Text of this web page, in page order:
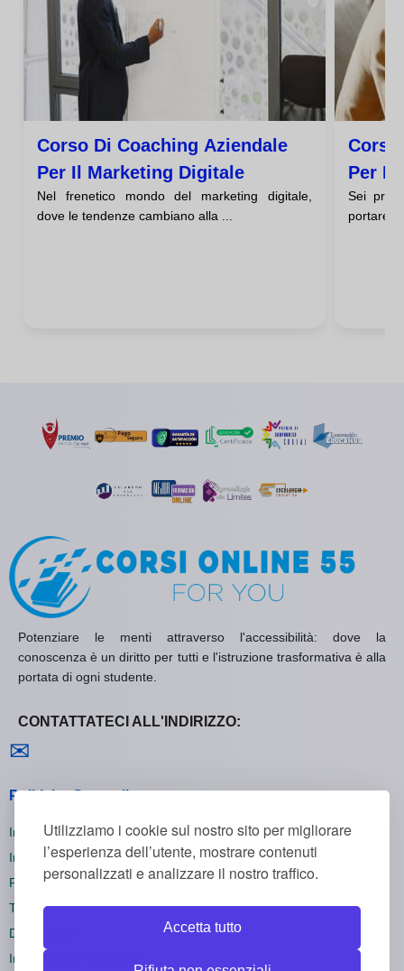
Utilizziamo i cookie sul nostro sito per migliorare
l’esperienza dell’utente, mostrare contenuti
personalizzati e analizzare il nostro traffico.
Accetta tutto
Corso Di Coaching Aziendale
Per Il Marketing Digitale
Nel frenetico mondo del marketing digitale,
dove le tendenze cambiano alla ...
Corso
Per
Alte
Sei
portare il
Potenziare le menti attraverso l'accessibilità: dove la
conoscenza è un diritto per tutti e l'istruzione trasformativa è alla
portata di ogni studente.
CONTATTATECI ALL'INDIRIZZO:
✉
Politiche Generali
Informativa sulla Privacy
Informativa sui Cookie
Politica di Rimborso
Termini e Condizioni
Disiscriversi
Impostazioni dei cookie